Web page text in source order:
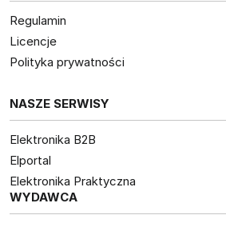
Regulamin
Licencje
Polityka prywatności
NASZE SERWISY
Elektronika B2B
Elportal
Elektronika Praktyczna
WYDAWCA